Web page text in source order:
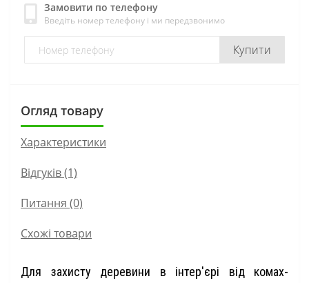
Замовити по телефону
Введіть номер телефону і ми передзвонимо
Купити
Огляд товару
Характеристики
Відгуків (1)
Питання (0)
Схожі товари
Для захисту деревини в інтер'єрі від комах-